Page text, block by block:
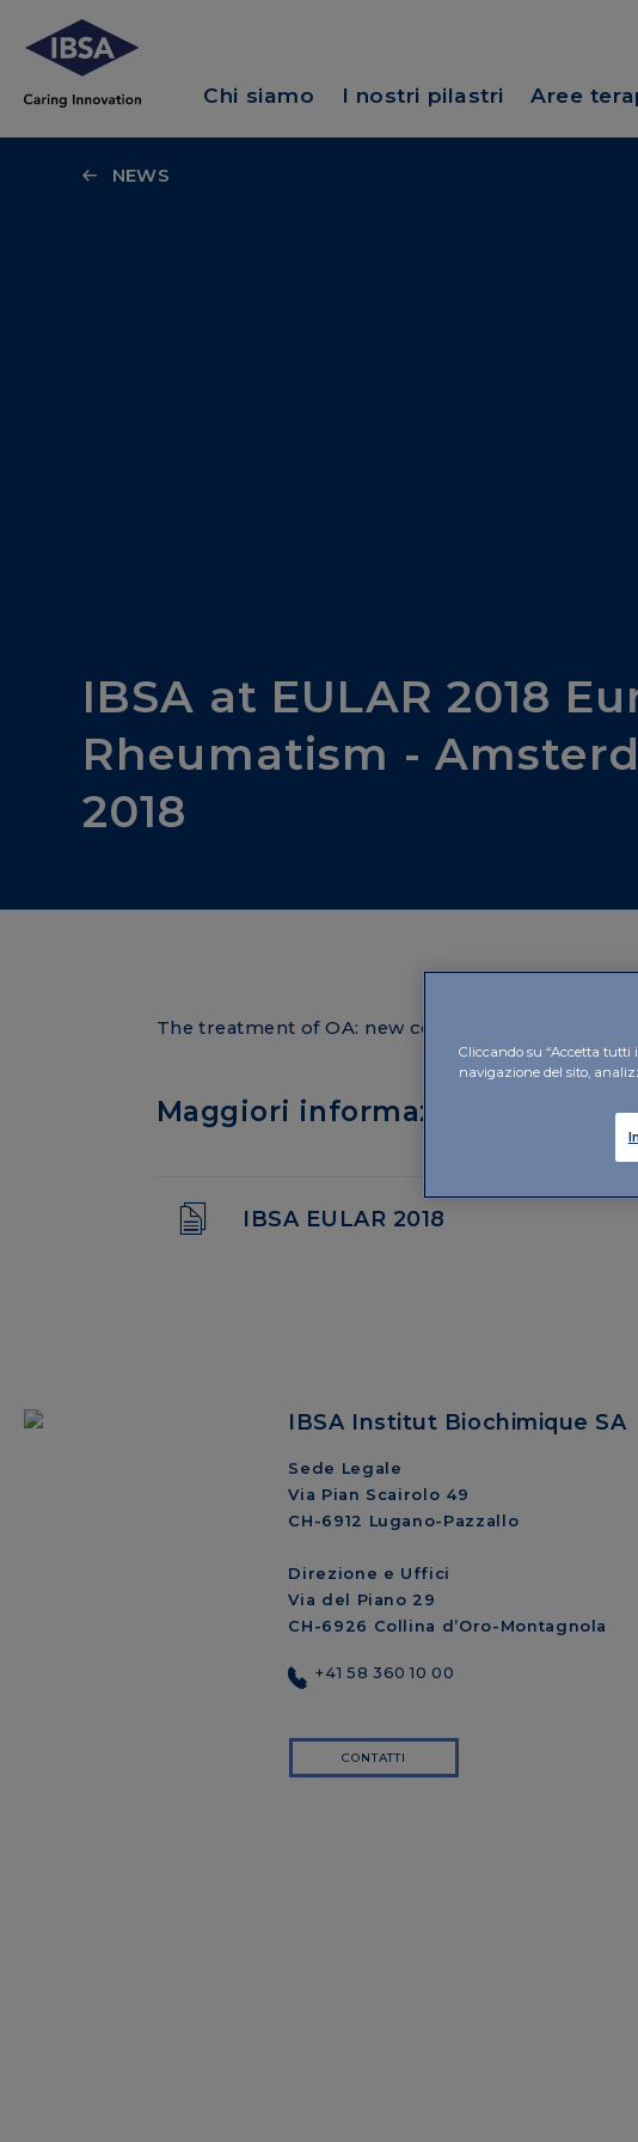
Chi siamo I nostri pilastri Aree
NEWS
IBSA at EULAR 2018
Rheumatism -
2018
The treatment of OA: new concepts for an "old"
Maggiori informazioni
IBSA EULAR 2018
IBSA Institut Biochimique SA
Sede Legale
Via Pian Scairolo 49
CH-6912 Lugano-Pazzallo
Direzione e Uffici
Via del Piano 29
CH-6926 Collina d’Oro-Montagnola
+41 58 360 10 00
CONTATTI
Cliccando su “Accetta
navigazione del sito,